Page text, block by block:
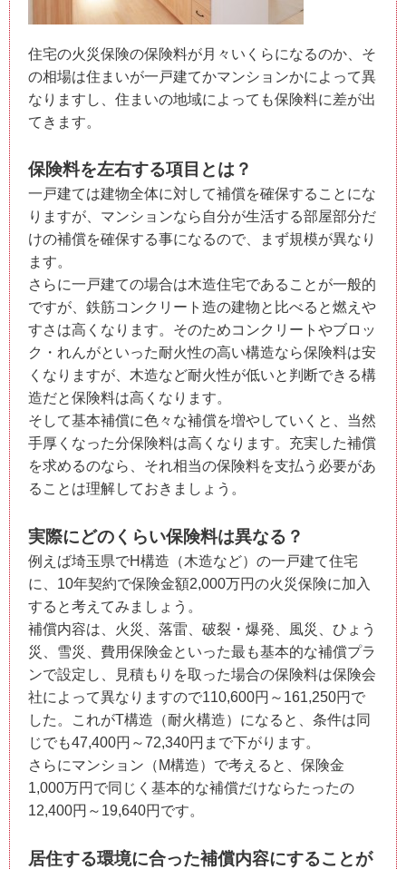
住宅の火災保険の保険料が月々いくらになるのか、そ
の相場は住まいが一戸建てかマンションかによって異
なりますし、住まいの地域によっても保険料に差が出
てきます。
保険料を左右する項目とは？
一戸建ては建物全体に対して補償を確保することにな
りますが、マンションなら自分が生活する部屋部分だ
けの補償を確保する事になるので、まず規模が異なり
ます。
さらに一戸建ての場合は木造住宅であることが一般的
ですが、鉄筋コンクリート造の建物と比べると燃えや
すさは高くなります。そのためコンクリートやブロッ
ク・れんがといった耐火性の高い構造なら保険料は安
くなりますが、木造など耐火性が低いと判断できる構
造だと保険料は高くなります。
そして基本補償に色々な補償を増やしていくと、当然
手厚くなった分保険料は高くなります。充実した補償
を求めるのなら、それ相当の保険料を支払う必要があ
ることは理解しておきましょう。
実際にどのくらい保険料は異なる？
例えば埼玉県でH構造（木造など）の一戸建て住宅
に、10年契約で保険金額2,000万円の火災保険に加入
すると考えてみましょう。
補償内容は、火災、落雷、破裂・爆発、風災、ひょう
災、雪災、費用保険金といった最も基本的な補償プラ
ンで設定し、見積もりを取った場合の保険料は保険会
社によって異なりますので110,600円～161,250円で
した。これがT構造（耐火構造）になると、条件は同
じでも47,400円～72,340円まで下がります。
さらにマンション（M構造）で考えると、保険金
1,000万円で同じく基本的な補償だけならたったの
12,400円～19,640円です。
居住する環境に合った補償内容にすることが